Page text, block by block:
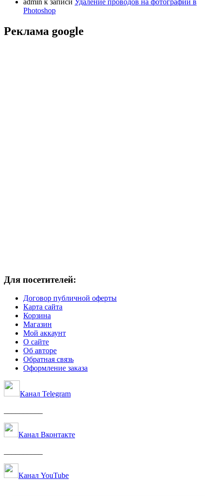
admin к записи Удаление проводов на фотографии в
Photoshop
Реклама google
Для посетителей:
Договор публичной оферты
Карта сайта
Корзина
Магазин
Мой аккаунт
О сайте
Об авторе
Обратная связь
Оформление заказа
Канал Telegram
Канал Вконтакте
Канал YouTube